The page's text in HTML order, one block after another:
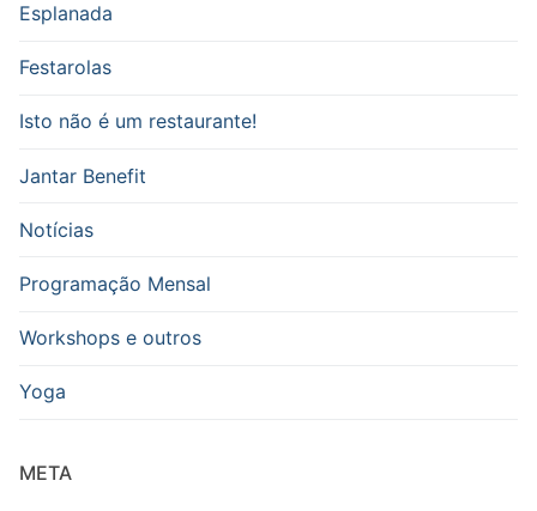
Esplanada
Festarolas
Isto não é um restaurante!
Jantar Benefit
Notícias
Programação Mensal
Workshops e outros
Yoga
META